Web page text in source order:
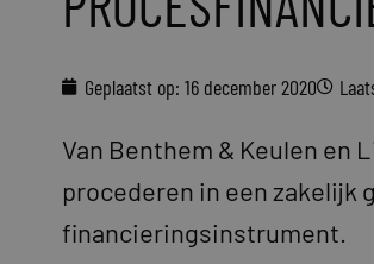
Geplaatst op: 16 december 2020
Van Benthem & Keulen
procederen in een zakelijk
financieringsinstrument.